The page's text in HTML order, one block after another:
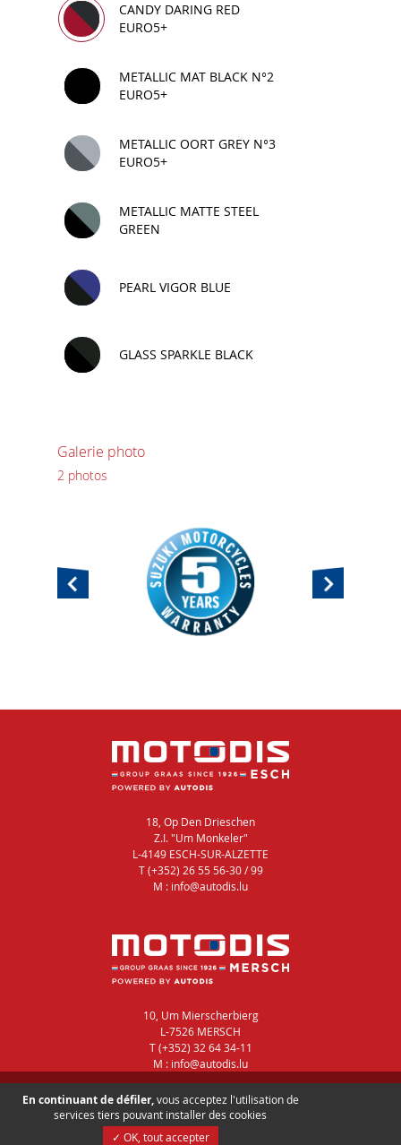
CANDY DARING RED
EURO5+
METALLIC MAT BLACK N°2
EURO5+
METALLIC OORT GREY N°3
EURO5+
METALLIC MATTE STEEL
GREEN
PEARL VIGOR BLUE
GLASS SPARKLE BLACK
Galerie photo
2 photos
18, Op Den Drieschen
Z.I. "Um Monkeler"
L-4149 ESCH-SUR-ALZETTE
T (+352) 26 55 56-30 / 99
M : info@autodis.lu
10, Um Mierscherbierg
L-7526 MERSCH
T (+352) 32 64 34-11
M : info@autodis.lu
Autorisation d’établissement : 00126936
Restons en contact-Gérer mes informations
En continuant de défiler, vous acceptez l'utilisation de
services tiers pouvant installer des cookies
✓ OK, tout accepter